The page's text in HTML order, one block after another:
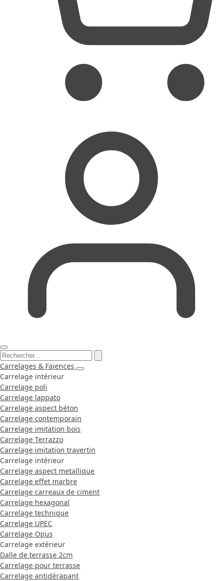
Carrelages & Faiences
Carrelage intérieur
Carrelage poli
Carrelage lappato
Carrelage aspect béton
Carrelage contemporain
Carrelage imitation bois
Carrelage Terrazzo
Carrelage imitation travertin
Carrelage intérieur
Carrelage aspect metallique
Carrelage effet marbre
Carrelage carreaux de ciment
Carrelage hexagonal
Carrelage technique
Carrelage UPEC
Carrelage Opus
Carrelage extérieur
Dalle de terrasse 2cm
Carrelage pour terrasse
Carrelage antidérapant